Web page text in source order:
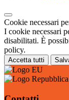
Cookie necessari
I cookie necessari
disabilitati. È
policy.
Accetta tutti